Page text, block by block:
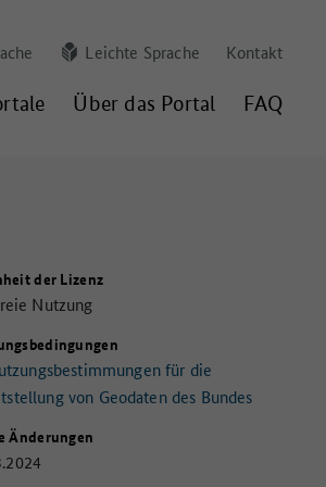
Leichte Sprache Kontakt
Über das Portal FAQ
der Lizenz
Nutzung
für die
von Geodaten des Bundes
Änderungen